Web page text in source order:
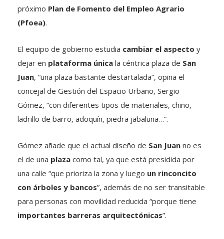
próximo Plan de Fomento del Empleo Agrario
(Pfoea).
El equipo de gobierno estudia cambiar el aspecto y
dejar en plataforma única la céntrica plaza de San
Juan, “una plaza bastante destartalada”, opina el
concejal de Gestión del Espacio Urbano, Sergio
Gómez, “con diferentes tipos de materiales, chino,
ladrillo de barro, adoquín, piedra jabaluna…”.
Gómez añade que el actual diseño de San Juan no es
el de una plaza como tal, ya que está presidida por
una calle “que prioriza la zona y luego un rinconcito
con árboles y bancos”, además de no ser transitable
para personas con movilidad reducida “porque tiene
importantes barreras arquitectónicas”.